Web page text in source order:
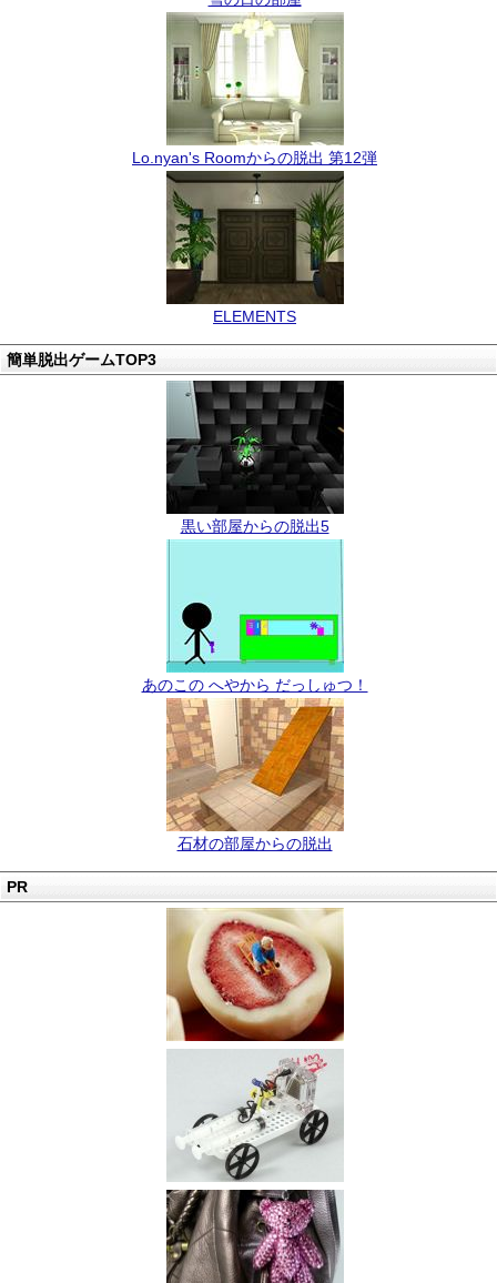
Lo.nyan's Roomからの脱出 第12弾
ELEMENTS
簡単脱出ゲームTOP3
黒い部屋からの脱出5
あのこの へやから だっしゅつ！
石材の部屋からの脱出
PR